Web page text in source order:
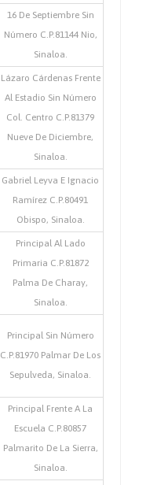
16 De Septiembre Sin
Número C.P.81144 Nio,
Sinaloa.
Lázaro Cárdenas Frente
Al Estadio Sin Número
Col. Centro C.P.81379
Nueve De Diciembre,
Sinaloa.
Gabriel Leyva E Ignacio
Ramírez C.P.80491
Obispo, Sinaloa.
Principal Al Lado
Primaria C.P.81872
Palma De Charay,
Sinaloa.
Principal Sin Número
C.P.81970 Palmar De Los
Sepulveda, Sinaloa.
Principal Frente A La
Escuela C.P.80857
Palmarito De La Sierra,
Sinaloa.